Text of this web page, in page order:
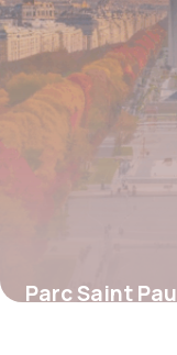
Parc Saint